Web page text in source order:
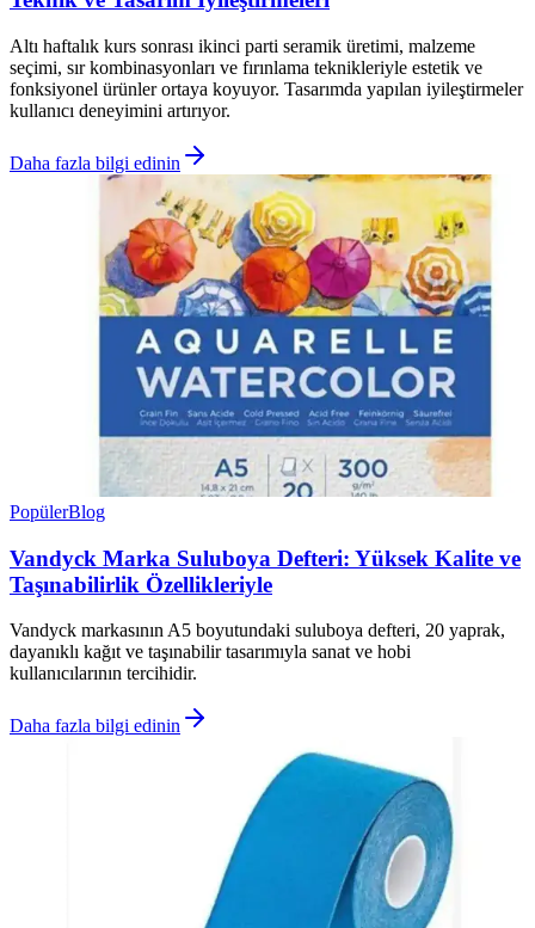
Altı haftalık kurs sonrası ikinci parti seramik üretimi, malzeme
seçimi, sır kombinasyonları ve fırınlama teknikleriyle estetik ve
fonksiyonel ürünler ortaya koyuyor. Tasarımda yapılan iyileştirmeler
kullanıcı deneyimini artırıyor.
Daha fazla bilgi edinin
PopülerBlog
Vandyck Marka Suluboya Defteri: Yüksek Kalite ve
Taşınabilirlik Özellikleriyle
Vandyck markasının A5 boyutundaki suluboya defteri, 20 yaprak,
dayanıklı kağıt ve taşınabilir tasarımıyla sanat ve hobi
kullanıcılarının tercihidir.
Daha fazla bilgi edinin